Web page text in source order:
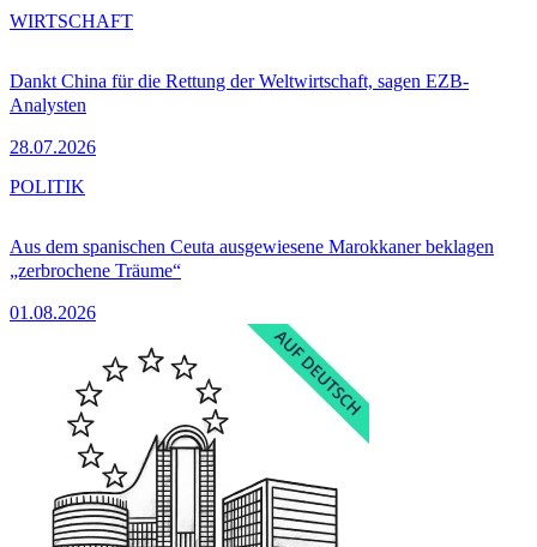
Dankt China für die Rettung der Weltwirtschaft, sagen EZB-
Analysten
28.07.2026
WIRTSCHAFT
Aus dem spanischen Ceuta ausgewiesene Marokkaner beklagen
„zerbrochene Träume“
01.08.2026
POLITIK